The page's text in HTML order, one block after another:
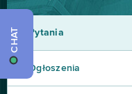
Pytania
Ogłoszenia
CHAT